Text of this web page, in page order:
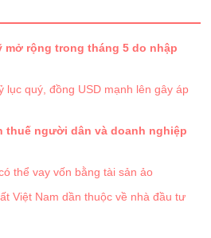
mở rộng trong tháng 5 do nhập
lục quý, đồng USD mạnh lên gây áp
thuế người dân và doanh nghiệp
thể vay vốn bằng tài sản ảo
Việt Nam dần thuộc về nhà đầu tư